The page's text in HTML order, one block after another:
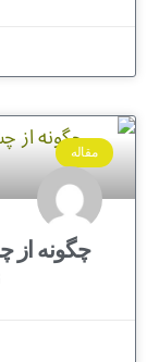
مقاله
چگونه از